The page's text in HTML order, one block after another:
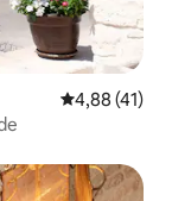
4,88 av 5 i
4,88 (41)